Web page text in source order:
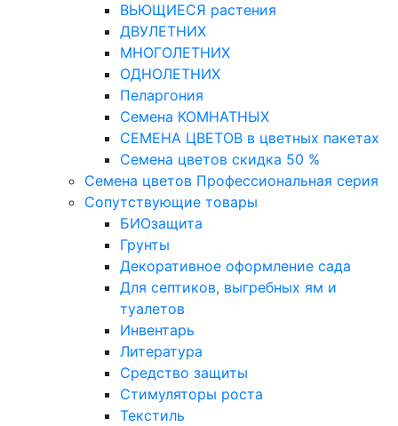
ВЬЮЩИЕСЯ растения
ДВУЛЕТНИХ
МНОГОЛЕТНИХ
ОДНОЛЕТНИХ
Пеларгония
Семена КОМНАТНЫХ
СЕМЕНА ЦВЕТОВ в цветных пакетах
Семена цветов скидка 50 %
Семена цветов Профессиональная серия
Сопутствующие товары
БИОзащита
Грунты
Декоративное оформление сада
Для септиков, выгребных ям и
туалетов
Инвентарь
Литература
Средство защиты
Стимуляторы роста
Текстиль